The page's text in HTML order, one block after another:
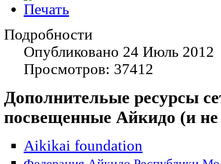
Подробности
Опубликовано 24 Июль 2012
Просмотров: 37412
Дополнительые ресурсы
посвещенные Айкидо (и
Aikikai foundation